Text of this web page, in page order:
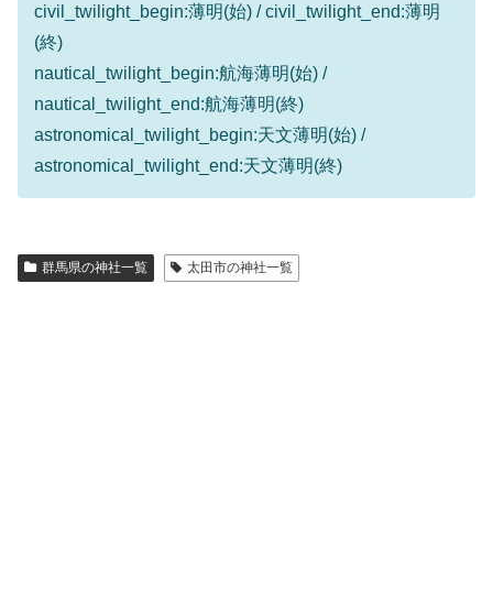
civil_twilight_begin:薄明(始) / civil_twilight_end:薄明
(終)
nautical_twilight_begin:航海薄明(始) /
nautical_twilight_end:航海薄明(終)
astronomical_twilight_begin:天文薄明(始) /
astronomical_twilight_end:天文薄明(終)
群馬県の神社一覧 太田市の神社一覧